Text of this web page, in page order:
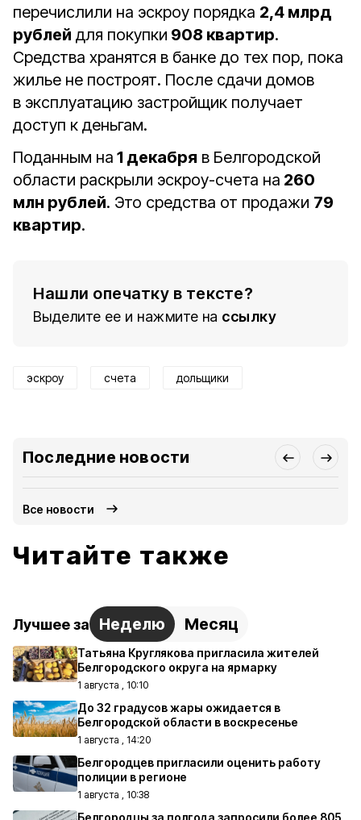
перечислили на эскроу порядка 2,4 млрд
рублей для покупки 908 квартир.
Средства хранятся в банке до тех пор, пока
жилье не построят. После сдачи домов
в эксплуатацию застройщик получает
доступ к деньгам.
Поданным на 1 декабря в Белгородской
области раскрыли эскроу-счета на 260
млн рублей. Это средства от продажи 79
квартир.
Нашли опечатку в тексте?
Выделите ее и нажмите на ссылку
эскроу счета дольщики
Последние новости
Все новости
Читайте также
Лучшее за Неделю Месяц
Татьяна Круглякова пригласила жителей
Белгородского округа на ярмарку
1 августа , 10:10
До 32 градусов жары ожидается в
Белгородской области в воскресенье
1 августа , 14:20
Белгородцев пригласили оценить работу
полиции в регионе
1 августа , 10:38
Белгородцы за полгода запросили более 805